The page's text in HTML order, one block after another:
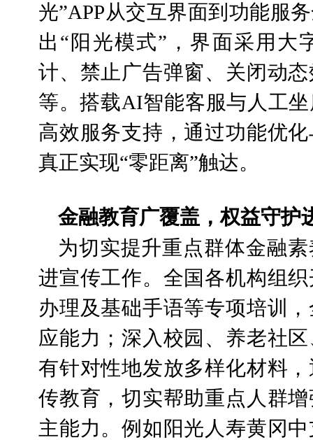
光”APP从交互界面到功能服
出“阳光模式”，界面采用大
计、禁止广告弹窗、关闭动
等。搭载AI智能客服与人工
高效服务支持，通过功能优
真正实现“零距离”触达。
金融教育广覆盖，权益守护
为切实提升重点群体金融
进宣传工作。全国各机构组
办理及基础手语等专项培训
应能力；深入校园、养老社
有针对性地发放多样化材料
传教育，切实帮助重点人群
主能力。例如阳光人寿黄冈